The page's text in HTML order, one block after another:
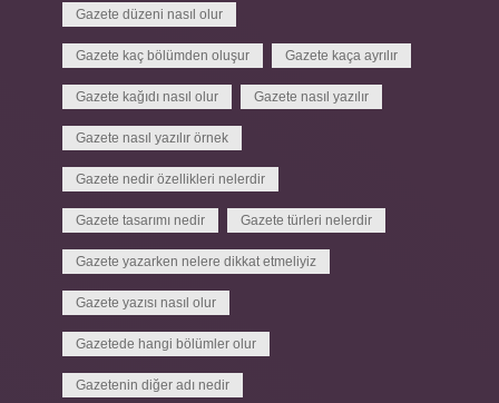
Gazete düzeni nasıl olur
Gazete kaç bölümden oluşur Gazete kaça ayrılır
Gazete kağıdı nasıl olur Gazete nasıl yazılır
Gazete nasıl yazılır örnek
Gazete nedir özellikleri nelerdir
Gazete tasarımı nedir Gazete türleri nelerdir
Gazete yazarken nelere dikkat etmeliyiz
Gazete yazısı nasıl olur
Gazetede hangi bölümler olur
Gazetenin diğer adı nedir